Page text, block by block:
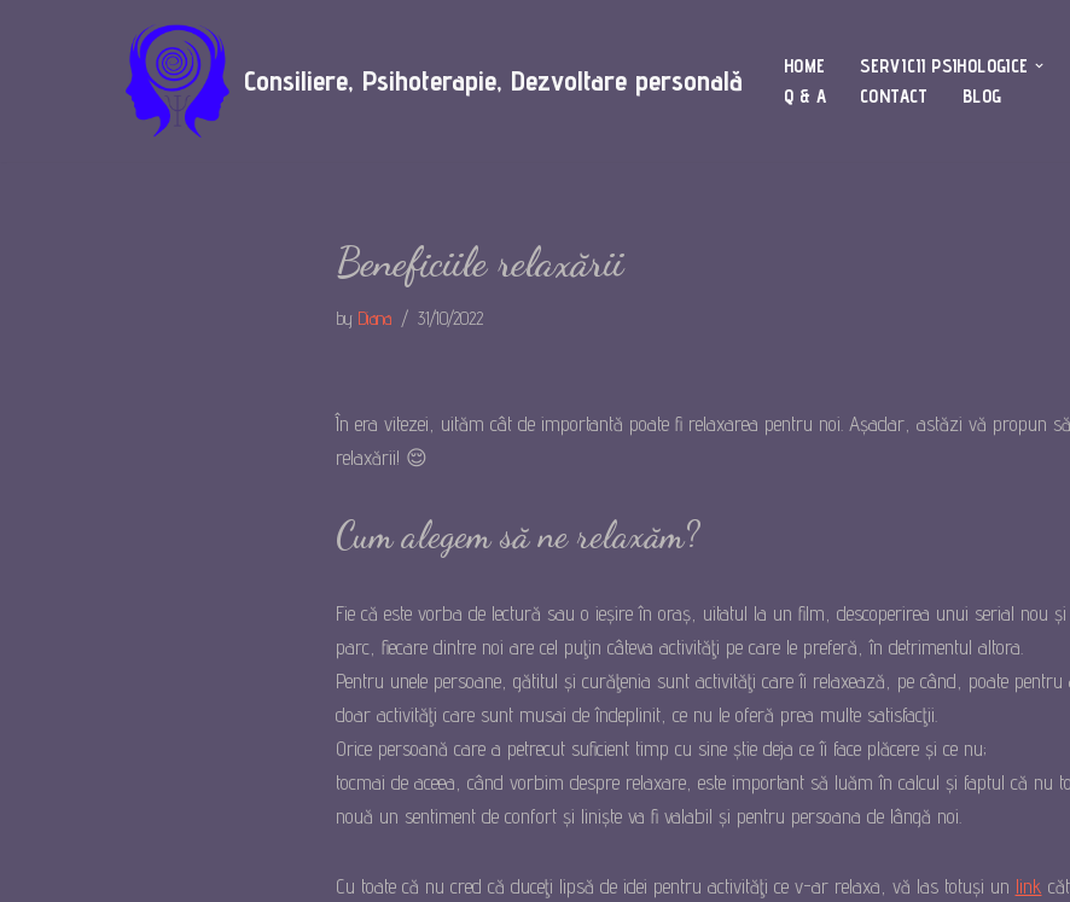
Consiliere, Psihoterapie, Dezvoltare personală HOME SERVICII PSIHOLOGICE
Q & A
CONTACT BLOG
Beneficiile relaxării
by Diana 31/10/2022
În era vitezei, uităm cât de importantă poate fi relaxarea pentru noi. Așadar, astăzi vă propun
relaxării! 😌
Cum alegem să ne relaxăm?
Fie că este vorba de lectură sau o ieșire în oraș, uitatul la un film, descoperirea unui serial nou
parc, fiecare dintre noi are cel puţin câteva activităţi pe care le preferă, în detrimentul altora.
Pentru unele persoane, gătitul și curăţenia sunt activităţi care îi relaxează, pe când, poate pentru
doar activităţi care sunt musai de îndeplinit, ce nu le oferă prea multe satisfacţii.
Orice persoană care a petrecut suficient timp cu sine știe deja ce îi face plăcere și ce nu;
tocmai de aceea, când vorbim despre relaxare, este important să luăm în calcul și faptul că nu
nouă un sentiment de confort și liniște va fi valabil și pentru persoana de lângă noi.
Cu toate că nu cred că duceţi lipsă de idei pentru activităţi ce v-ar relaxa, vă las totuși un link